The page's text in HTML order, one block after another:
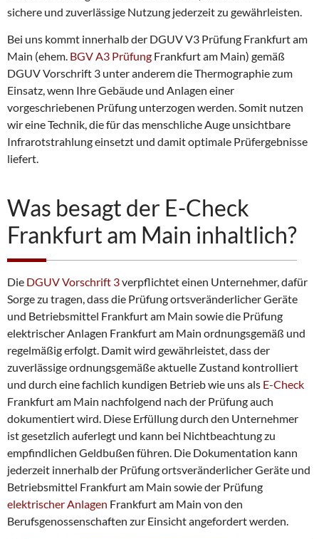
sichere und zuverlässige Nutzung jederzeit zu gewährleisten.
Bei uns kommt innerhalb der DGUV V3 Prüfung Frankfurt am
Main (ehem. BGV A3 Prüfung Frankfurt am Main) gemäß
DGUV Vorschrift 3 unter anderem die Thermographie zum
Einsatz, wenn Ihre Gebäude und Anlagen einer
vorgeschriebenen Prüfung unterzogen werden. Somit nutzen
wir eine Technik, die für das menschliche Auge unsichtbare
Infrarotstrahlung einsetzt und damit optimale Prüfergebnisse
liefert.
Was besagt der E-Check
Frankfurt am Main inhaltlich?
Die DGUV Vorschrift 3verpflichtet einen Unternehmer, dafür
Sorge zu tragen, dass die Prüfung ortsveränderlicher Geräte
und Betriebsmittel Frankfurt am Main sowie die Prüfung
elektrischer Anlagen Frankfurt am Main ordnungsgemäß und
regelmäßig erfolgt. Damit wird gewährleistet, dass der
zuverlässige ordnungsgemäße aktuelle Zustand kontrolliert
und durch eine fachlich kundigen Betrieb wie uns als E-Check
Frankfurt am Main nachfolgend nach der Prüfung auch
dokumentiert wird. Diese Erfüllung durch den Unternehmer
ist gesetzlich auferlegt und kann bei Nichtbeachtung zu
empfindlichen Geldbußen führen. Die Dokumentation kann
jederzeit innerhalb der Prüfung ortsveränderlicher Geräte und
Betriebsmittel Frankfurt am Main sowie der Prüfung
elektrischer Anlagen Frankfurt am Main von den
Berufsgenossenschaften zur Einsicht angefordert werden.